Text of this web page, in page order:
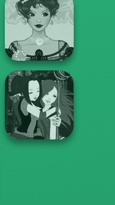
Belle Époque
Costume Creator